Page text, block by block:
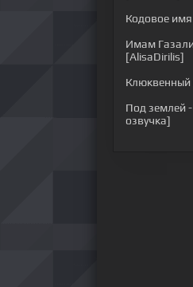
Кодовое
Имам Газали
[AlisaDirilis]
Под землей
озвучка]